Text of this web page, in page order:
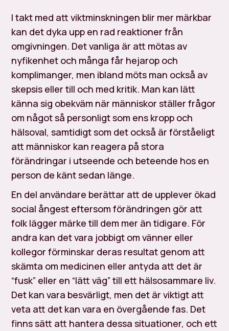
I takt med att viktminskningen blir mer märkbar
kan det dyka upp en rad reaktioner från
omgivningen. Det vanliga är att mötas av
nyfikenhet och många får hejarop och
komplimanger, men ibland möts man också av
skepsis eller till och med kritik. Man kan lätt
känna sig obekväm när människor ställer frågor
om något så personligt som ens kropp och
hälsoval, samtidigt som det också är förståeligt
att människor kan reagera på stora
förändringar i utseende och beteende hos en
person de känt sedan länge.
En del användare berättar att de upplever ökad
social ångest eftersom förändringen gör att
folk lägger märke till dem mer än tidigare. För
andra kan det vara jobbigt om vänner eller
kollegor förminskar deras resultat genom att
skämta om medicinen eller antyda att det är
“fusk” eller en “lätt väg” till ett hälsosammare liv.
Det kan vara besvärligt, men det är viktigt att
veta att det kan vara en övergående fas. Det
finns sätt att hantera dessa situationer, och ett